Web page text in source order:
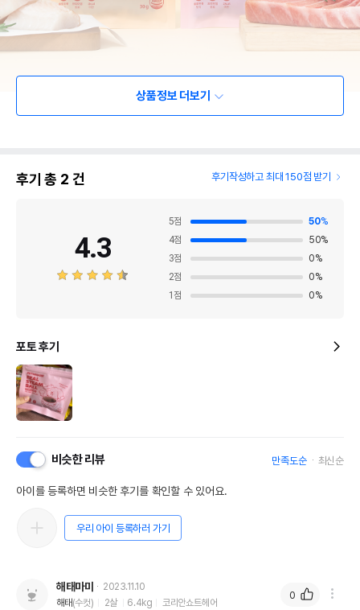
상품정보 더보기
후기 총 2 건 후기작성하고 최대 150점 받기
4.3
5점 50%
4점 50%
3점 0%
2점 0%
1 점 0%
포토 후기
비슷한 리뷰 만족도순 최신순
아이를 등록하면 비슷한 후기를 확인할 수 있어요.
우리 아이 등록하러 가기
해태마미
2023.11.10
해태(수컷) 2살 6.4kg 코리안쇼트헤어
0